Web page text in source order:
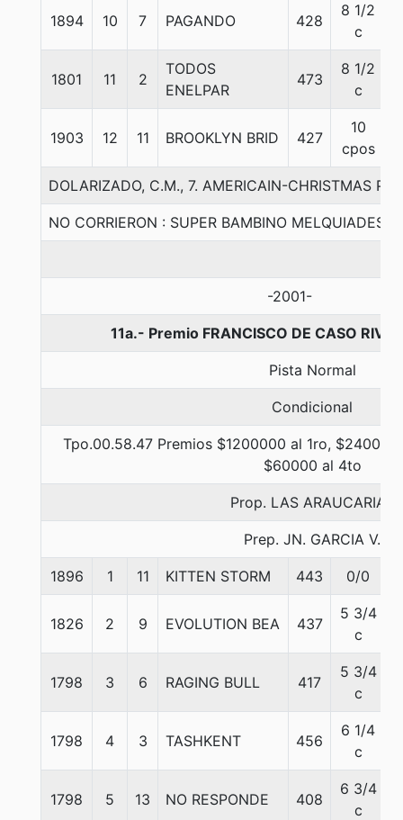
1894 10 7 PAGANDO 428
8 1/2
c
1801 11 2
TODOS
ENELPAR
473
8 1/2
c
1903 12 11 BROOKLYN BRID 427
10
cpos
DOLARIZADO, C.M., 7. AMERICAIN-CHRISTMAS
NO CORRIERON : SUPER BAMBINO MELQUIADES
-2001-
11a.- Premio FRANCISCO DE CASO
Pista Normal
Condicional
Tpo.00.58.47 Premios $1200000 al 1ro,
$60000 al 4to
Prop. LAS ARAUCARIAS
Prep. JN. GARCIA V.
1896 1 11 KITTEN STORM 443 0/0
1826 2 9 EVOLUTION BEA 437
5 3/4
c
1798 3 6 RAGING BULL 417
5 3/4
c
1798 4 3 TASHKENT 456
6 1/4
c
1798 5 13 NO RESPONDE 408
6 3/4
c